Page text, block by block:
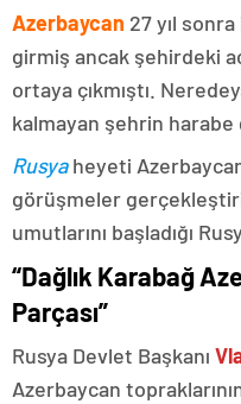
Azerbaycan 27 yıl
girmiş ancak şehirdeki
ortaya çıkmıştı.
kalmayan şehrin
Rusyaheyeti
görüşmeler
umutlarını başladığı
“Dağlık Karabağ
Parçası”
Rusya Devlet Başkanı
Azerbaycan